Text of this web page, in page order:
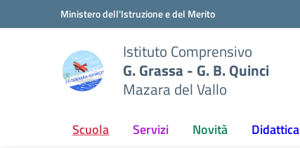
Vai ai contenuti
Vai al menu di navigazioneMinistero dell'Istruzione e del Merito
Istituto Comprensivo
G. Grassa - G. B. Quinci
Mazara del Vallo
Scuola Servizi Novità Didattica